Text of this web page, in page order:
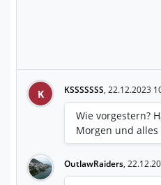
K KSSSSSSS, 22.12.2023
Wie vorgestern?
Morgen und
OutlawRaiders,